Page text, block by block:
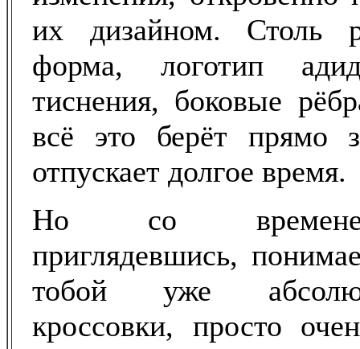
их дизайном. Столь
форма, логотип
тиснения, боковые
всё это берёт
отпускает долгое время.
Но со
приглядевшись,
тобой уже
кроссовки, просто